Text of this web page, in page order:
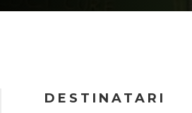
DESTINATARI